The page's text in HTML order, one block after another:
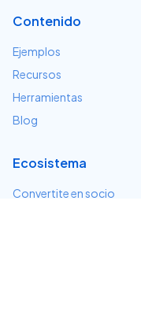
Contenido
Ejemplos
Recursos
Herramientas
Blog
Ecosistema
Convertite en socio